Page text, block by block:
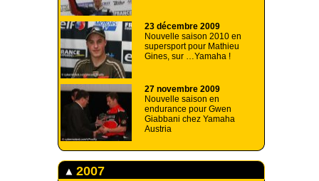
23 décembre 2009
Nouvelle saison 2010 en
supersport pour Mathieu
Gines, sur …Yamaha !
27 novembre 2009
Nouvelle saison en
endurance pour Gwen
Giabbani chez Yamaha
Austria
2007